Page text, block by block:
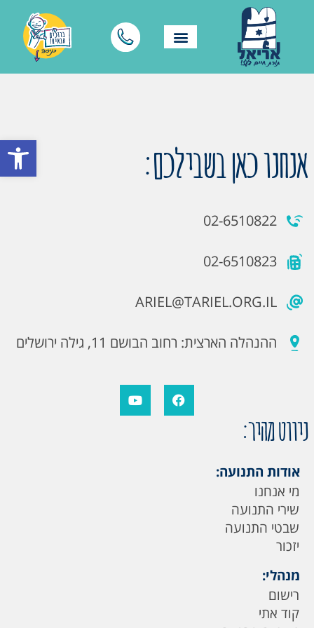
פתח אנחנו כאן בשבילכם:
02-6510822
02-6510823
ARIEL@TARIEL.ORG.IL
ההנהלה הארצית: רחוב הבושם 11, גילה ירושלים
ניווט מהיר:
אודות התנועה:
מי אנחנו
שירי התנועה
שבטי התנועה
יזכור
מנהלי:
רישום
קוד אתי